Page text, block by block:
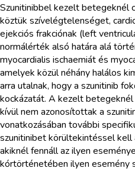
Szunitinibbel kezelt betegeknél
köztük szívelégtelenséget,
ejekciós frakciónak (left
normálérték alsó határa alá
myocardialis ischaemiát és
amelyek közül néhány halálos
arra utalnak, hogy a szunitinib
kockázatát. A kezelt
kívül nem azonosítottak a
vonatkozásában további
szunitinibet körültekintéssel kell
akiknél fennáll az ilyen
kórtörténetében ilyen esemény